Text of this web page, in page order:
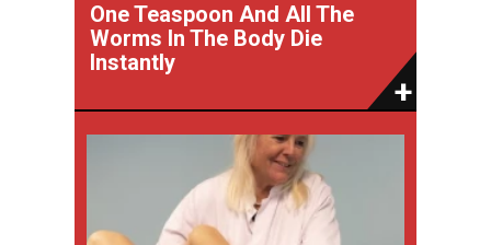
One Teaspoon And All The
Worms In The Body Die
Instantly